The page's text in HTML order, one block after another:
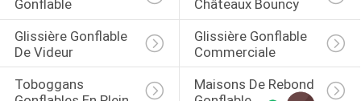
Gonflable
Châteaux Bouncy
Glissière Gonflable
De Videur
Glissière Gonflable
Commerciale
Toboggans
Maisons De Rebond